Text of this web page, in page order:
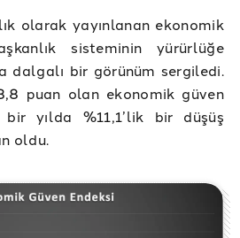
olarak yayınlanan ekonomik
sisteminin yürürlüğe
dalgalı bir görünüm sergiledi.
puan olan ekonomik güven
yılda %11,1’lik bir düşüş
oldu.